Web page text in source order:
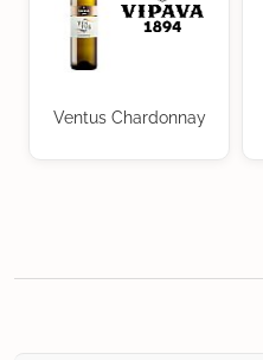
Ventus Chardonnay